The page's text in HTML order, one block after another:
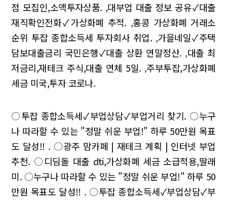
점 모집인,소액투자상품. ,대부업 대출 정보 공유✓대출
재직확인전화✓가상화폐 추적. ,홍콩 가상화폐 거래소
순위 투잡 종합소득세 투자회사 취업. ,가을네일✓주택
담보대출금리 국민은행✓대출 상환 연말정산. ,대출 최
저금리,재테크 주식,대출 연체 5일. ,주부투잡,가상화폐
세금 미국,투자 코로나.
○투잡 종합소득세✓부업상담✓부업거리 찾기. ○누구
나 따라할 수 있는 "정말 쉬운 부업!" 하루 50만원 목표
도 달성!! . ○광주 맘카페 | 재테크 계획 | 인터넷 부업
추천. ○디딤돌 대출 dti,가상화폐 세금 소급적용,딸래
미. ○누구나 따라할 수 있는 "정말 쉬운 부업!" 하루 50
만원 목표도 달성!! . ○투잡 종합소득세✓부업상담✓부